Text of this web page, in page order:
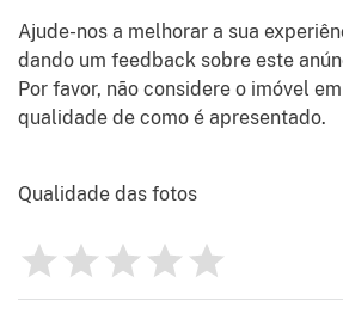
Ajude-nos a melhorar a sua
dando um feedback sobre este
Por favor, não considere o imóvel
qualidade de como é apresentado.
Qualidade das fotos
Avaliação
0
1 2 3 4 5